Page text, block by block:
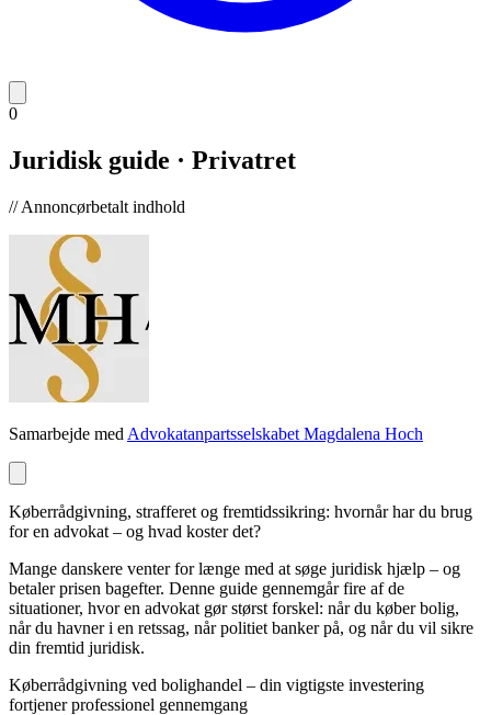
0
Juridisk guide · Privatret
// Annoncørbetalt indhold
Samarbejde med Advokatanpartsselskabet Magdalena Hoch
Køberrådgivning, strafferet og fremtidssikring: hvornår har du brug
for en advokat – og hvad koster det?
Mange danskere venter for længe med at søge juridisk hjælp – og
betaler prisen bagefter. Denne guide gennemgår fire af de
situationer, hvor en advokat gør størst forskel: når du køber bolig,
når du havner i en retssag, når politiet banker på, og når du vil sikre
din fremtid juridisk.
Køberrådgivning ved bolighandel – din vigtigste investering
fortjener professionel gennemgang